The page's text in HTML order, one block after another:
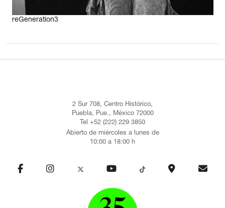
reGeneration3
2 Sur 708, Centro Histórico,
Puebla, Pue., México 72000
Tel +52 (222) 229 3850
Abierto de miércoles a lunes de
10:00 a 18:00 h